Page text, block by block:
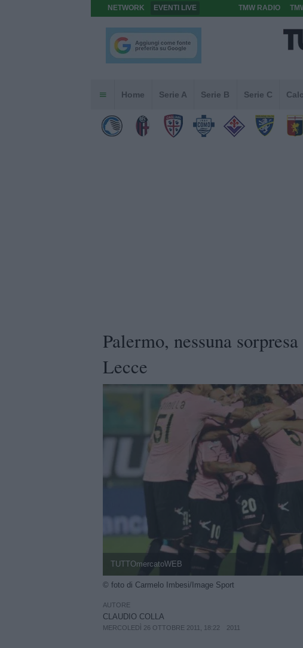
NETWORK EVENTI LIVE TMW RADIO
Home Serie A Serie B Serie C
Palermo, nessuna
Lecce
TUTTOmercatoWEB
© foto di Carmelo Imbesi/Image Sport
AUTORE
CLAUDIO COLLA
MERCOLEDÌ 26 OTTOBRE 2011, 18:22 2011